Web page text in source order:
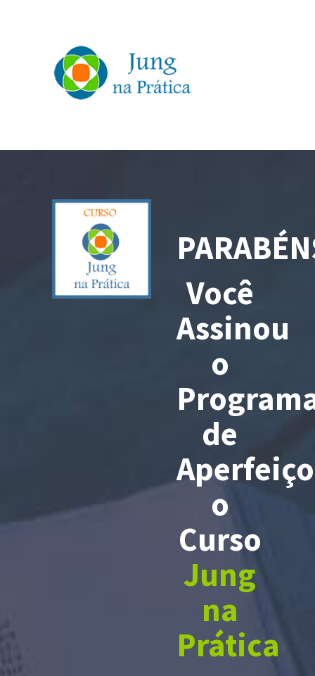
Você
Assinou
o
de
o
Curso
Jung
na
Prática